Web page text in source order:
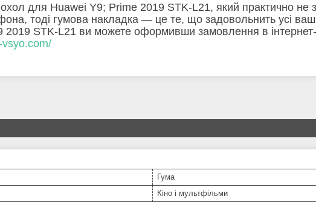
для Huawei Y9; Prime 2019 STK-L21, який практично не
тоді гумова накладка — це те, що задовольнить усі
2019 STK-L21 ви можете оформивши замовлення в інтернет-
Гума
Кіно і мультфільми